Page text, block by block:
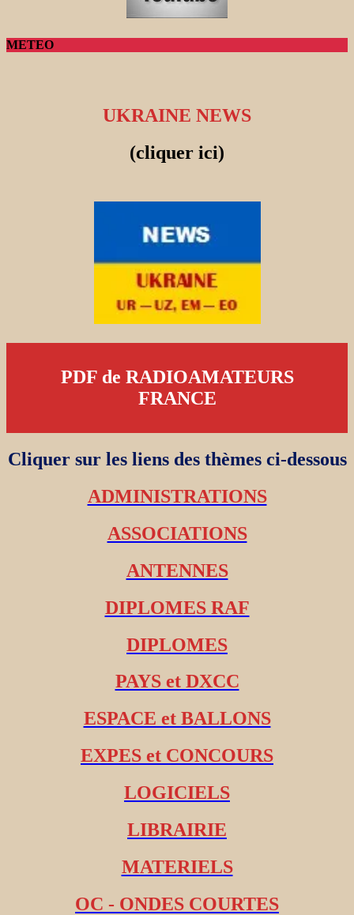
METEO
UKRAINE NEWS
(cliquer ici)
PDF de RADIOAMATEURS
FRANCE
Cliquer sur les liens des thèmes ci-dessous
ADMINISTRATIONS
ASSOCIATIONS
ANTENNES
DIPLOMES RAF
DIPLOMES
PAYS et DXCC
ESPACE et BALLONS
EXPES et CONCOURS
LOGICIELS
LIBRAIRIE
MATERIELS
OC - ONDES COURTES